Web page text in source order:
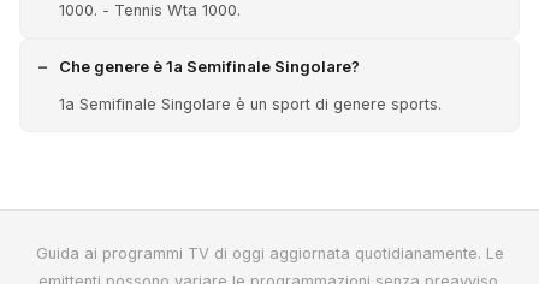
1000. - Tennis Wta 1000.
Che genere è 1a Semifinale Singolare?
1a Semifinale Singolare è un sport di genere sports.
Guida ai programmi TV di oggi aggiornata quotidianamente. Le